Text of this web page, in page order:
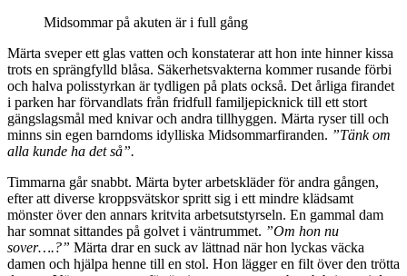
Midsommar på akuten är i full gång
Märta sveper ett glas vatten och konstaterar att hon inte hinner kissa
trots en sprängfylld blåsa. Säkerhetsvakterna kommer rusande förbi
och halva polisstyrkan är tydligen på plats också. Det årliga firandet
i parken har förvandlats från fridfull familjepicknick till ett stort
gängslagsmål med knivar och andra tillhyggen. Märta ryser till och
minns sin egen barndoms idylliska Midsommarfiranden. ”Tänk om
alla kunde ha det så”.
Timmarna går snabbt. Märta byter arbetskläder för andra gången,
efter att diverse kroppsvätskor spritt sig i ett mindre klädsamt
mönster över den annars kritvita arbetsutstyrseln. En gammal dam
har somnat sittandes på golvet i väntrummet. ”Om hon nu
sover….?” Märta drar en suck av lättnad när hon lyckas väcka
damen och hjälpa henne till en stol. Hon lägger en filt över den trötta